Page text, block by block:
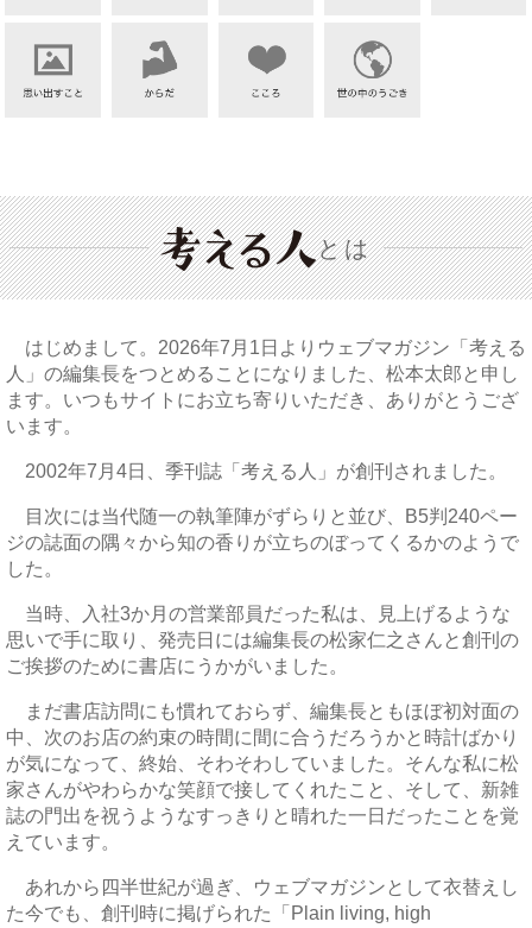
とは
はじめまして。2026年7月1日よりウェブマガジン「考える
人」の編集長をつとめることになりました、松本太郎と申し
ます。いつもサイトにお立ち寄りいただき、ありがとうござ
います。
2002年7月4日、季刊誌「考える人」が創刊されました。
目次には当代随一の執筆陣がずらりと並び、B5判240ペー
ジの誌面の隅々から知の香りが立ちのぼってくるかのようで
した。
当時、入社3か月の営業部員だった私は、見上げるような
思いで手に取り、発売日には編集長の松家仁之さんと創刊の
ご挨拶のために書店にうかがいました。
まだ書店訪問にも慣れておらず、編集長ともほぼ初対面の
中、次のお店の約束の時間に間に合うだろうかと時計ばかり
が気になって、終始、そわそわしていました。そんな私に松
家さんがやわらかな笑顔で接してくれたこと、そして、新雑
誌の門出を祝うようなすっきりと晴れた一日だったことを覚
えています。
あれから四半世紀が過ぎ、ウェブマガジンとして衣替えし
た今でも、創刊時に掲げられた「Plain living, high